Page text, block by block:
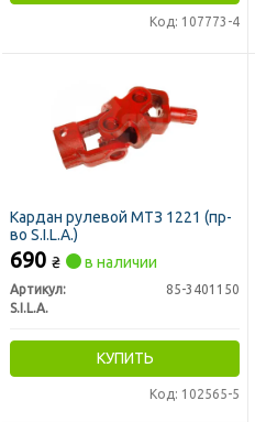
Код: 107773-4
Кардан рулевой МТЗ 1221 (пр-
во S.I.L.A.)
690 ₴ в наличии
Артикул:
85-3401150
S.I.L.A.
КУПИТЬ
Код: 102565-5